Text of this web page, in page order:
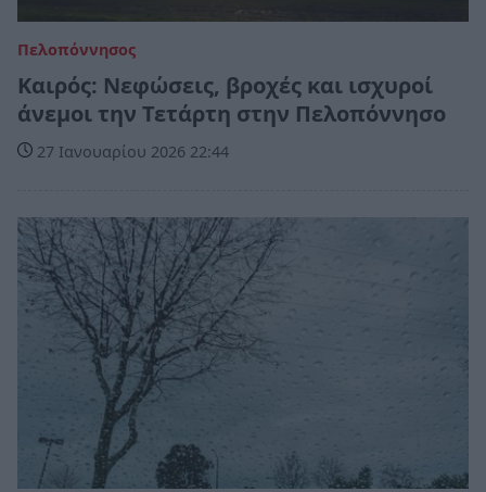
Πελοπόννησος
Καιρός: Νεφώσεις, βροχές και ισχυροί
άνεμοι την Τετάρτη στην Πελοπόννησο
27 Ιανουαρίου 2026 22:44